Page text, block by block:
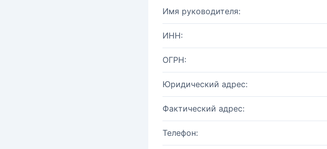
Имя руководителя:
ИНН:
ОГРН:
Юридический адрес:
Фактический адрес:
Телефон: